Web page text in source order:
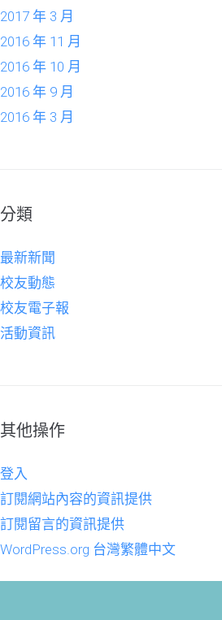
2017 年 3 月
2016 年 11 月
2016 年 10 月
2016 年 9 月
2016 年 3 月
分類
最新新聞
校友動態
校友電子報
活動資訊
其他操作
登入
訂閱網站內容的資訊提供
訂閱留言的資訊提供
WordPress.org 台灣繁體中文